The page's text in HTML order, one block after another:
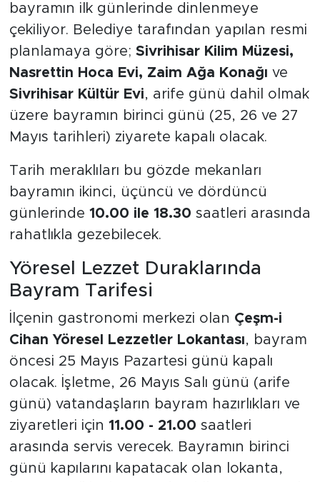
bayramın ilk günlerinde dinlenmeye
çekiliyor. Belediye tarafından yapılan resmi
planlamaya göre; Sivrihisar Kilim Müzesi,
Nasrettin Hoca Evi, Zaim Ağa Konağı ve
Sivrihisar Kültür Evi, arife günü dahil olmak
üzere bayramın birinci günü (25, 26 ve 27
Mayıs tarihleri) ziyarete kapalı olacak.
Tarih meraklıları bu gözde mekanları
bayramın ikinci, üçüncü ve dördüncü
günlerinde 10.00 ile 18.30 saatleri arasında
rahatlıkla gezebilecek.
Yöresel Lezzet Duraklarında
Bayram Tarifesi
İlçenin gastronomi merkezi olan Çeşm-i
Cihan Yöresel Lezzetler Lokantası, bayram
öncesi 25 Mayıs Pazartesi günü kapalı
olacak. İşletme, 26 Mayıs Salı günü (arife
günü) vatandaşların bayram hazırlıkları ve
ziyaretleri için 11.00 - 21.00 saatleri
arasında servis verecek. Bayramın birinci
günü kapılarını kapatacak olan lokanta,